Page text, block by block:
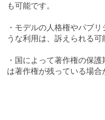
も可能です。
・モデルの人格権やパブ
うな利用は、訴えられる可
・国によって著作権の保
は著作権が残っている場合